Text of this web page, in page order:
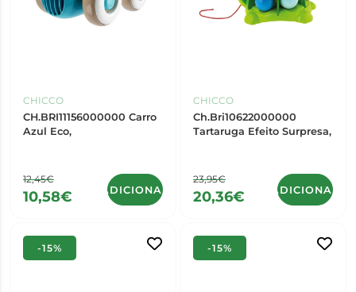
CHICCO
CH.BRI11156000000 Carro
Azul Eco,
12,45€
10,58€ ADICIONAR
CHICCO
Ch.Bri10622000000
Tartaruga Efeito Surpresa,
23,95€
20,36€ ADICIONAR
-15% -15%